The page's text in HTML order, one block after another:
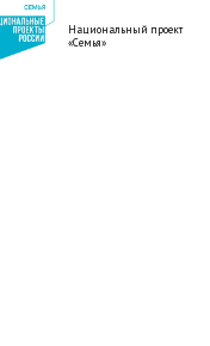
Национальный проект
«Семья»